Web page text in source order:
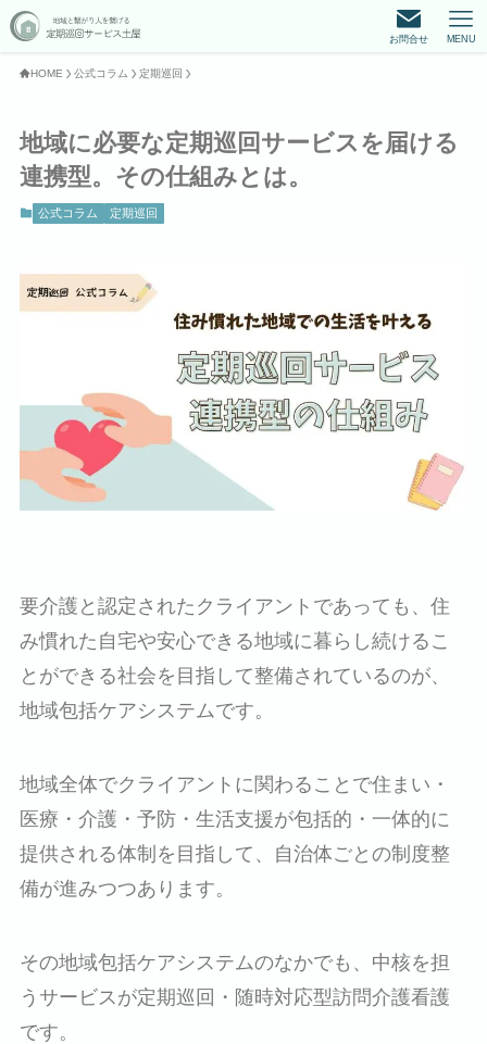
お問合せ MENU
HOME 公式コラム 定期巡回
地域に必要な定期巡回サービスを届ける
連携型。その仕組みとは。
公式コラム 定期巡回
要介護と認定されたクライアントであっても、住
み慣れた自宅や安心できる地域に暮らし続けるこ
とができる社会を目指して整備されているのが、
地域包括ケアシステムです。
地域全体でクライアントに関わることで住まい・
医療・介護・予防・生活支援が包括的・一体的に
提供される体制を目指して、自治体ごとの制度整
備が進みつつあります。
その地域包括ケアシステムのなかでも、中核を担
うサービスが定期巡回・随時対応型訪問介護看護
です。